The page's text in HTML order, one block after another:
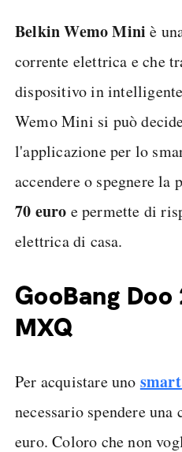
Belkin Wemo Mini è
corrente elettrica e che
dispositivo in
Wemo Mini si può
l'applicazione per lo
accendere o spegnere
70 euro e permette di
elettrica di casa.
GooBang
MXQ
Per acquistare uno
necessario spendere una
euro. Coloro che non